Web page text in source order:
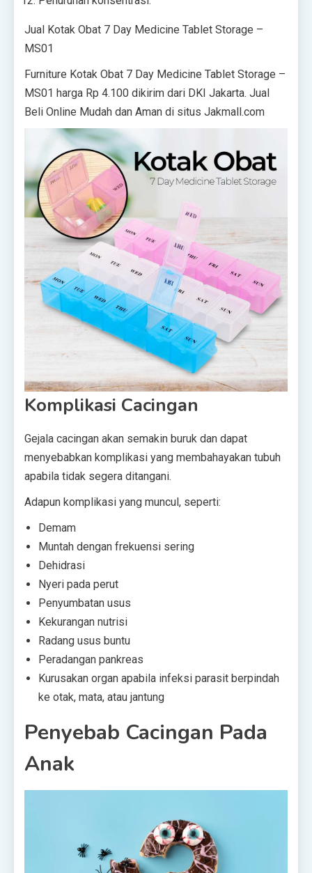
Jual Kotak Obat 7 Day Medicine Tablet Storage –
MS01
Furniture Kotak Obat 7 Day Medicine Tablet Storage –
MS01 harga Rp 4.100 dikirim dari DKI Jakarta. Jual
Beli Online Mudah dan Aman di situs Jakmall.com
Komplikasi Cacingan
Gejala cacingan akan semakin buruk dan dapat
menyebabkan komplikasi yang membahayakan tubuh
apabila tidak segera ditangani.
Adapun komplikasi yang muncul, seperti:
Demam
Muntah dengan frekuensi sering
Dehidrasi
Nyeri pada perut
Penyumbatan usus
Kekurangan nutrisi
Radang usus buntu
Peradangan pankreas
Kurusakan organ apabila infeksi parasit berpindah
ke otak, mata, atau jantung
Penyebab Cacingan Pada
Anak